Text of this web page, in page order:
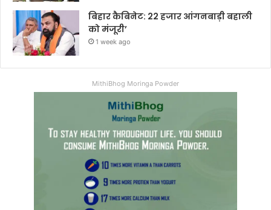
बिहार कैबिनेट: 22 हजार आंगनबाड़ी बहाली
को मंजूरी’
1 week ago
MithiBhog Moringa Powder